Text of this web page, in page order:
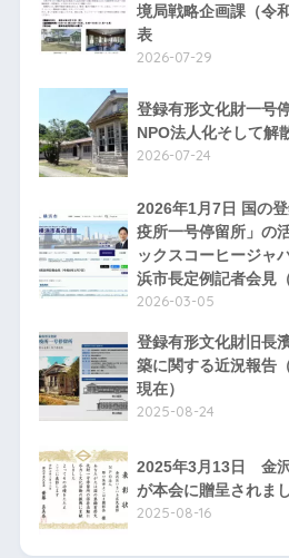
境局戦略企画課（令
表
2026-07-29
登録有形文化財一号
NPO法人化そして解
2026-07-24
2026年1月7日 国の
疫所一号停留所」の
ックスコーヒージャ
浜市長定例記者会見
2026-03-05
登録有形文化財旧長
築に関する近況報告
現在）
2025-08-24
2025年3月13日 金
が本会に贈呈されまし
2025-08-16